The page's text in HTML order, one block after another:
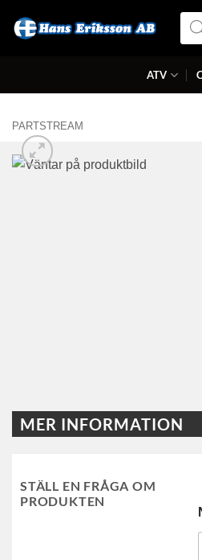
ATV
PARTSTREAM
MER INFORMATION
STÄLL EN FRÅGA OM
PRODUKTEN